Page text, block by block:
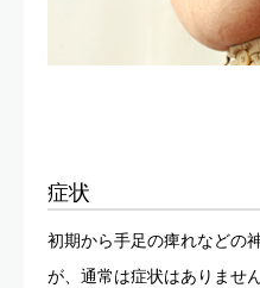
症状
初期から手足の痺れなどの
が、通常は症状はありません